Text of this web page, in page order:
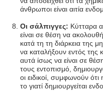
άνθρωποι είναι αιτία
Οι σάλπιγγες: Κύτταρα
είναι σε θέση να
κατά τη τη διάρκεια της
να καταλήξουν εντός της
αυτά ίσως να είναι σε
τους εντοπισμό,
οι ειδικοί, συμφωνούν
το γιατί δημιουργείται